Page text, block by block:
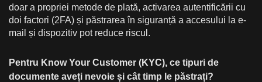
doar a propriei metode de plată, activarea autentificării cu
doi factori (2FA) și păstrarea în siguranță a accesului la e-
mail și dispozitiv pot reduce riscul.
Pentru Know Your Customer (KYC), ce tipuri de
documente aveți nevoie și cât timp le păstrați?